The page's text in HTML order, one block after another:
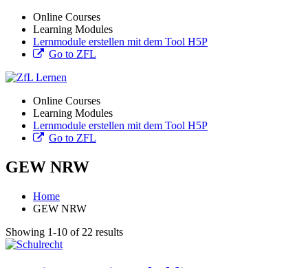
Online Courses
Learning Modules
Lernmodule erstellen mit dem Tool H5P
Go to ZFL
Online Courses
Learning Modules
Lernmodule erstellen mit dem Tool H5P
Go to ZFL
GEW NRW
Home
GEW NRW
Showing 1-10 of 22 results